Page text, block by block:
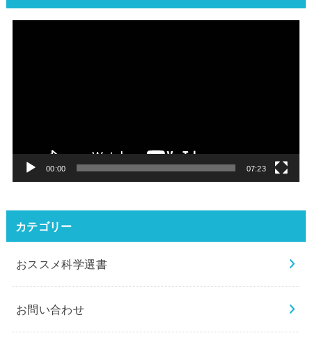
00:00 07:23
カテゴリー
おススメ科学選書
お問い合わせ